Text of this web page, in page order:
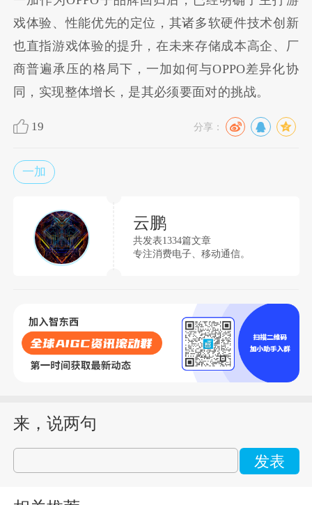
戏体验、性能优先的定位，其诸多软硬件技术创新
也直指游戏体验的提升，在未来存储成本高企、厂
商普遍承压的格局下，一加如何与OPPO差异化协
同，实现整体增长，是其必须要面对的挑战。
19 分享：
一加
云鹏
共发表1334篇文章
专注消费电子、移动通信。
来，说两句
发表